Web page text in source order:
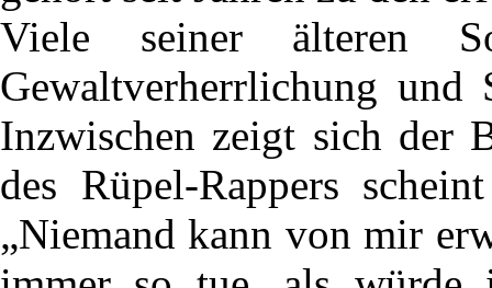
Viele seiner älteren
Gewaltverherrlichung und
Inzwischen zeigt sich der
des Rüpel-Rappers
„Niemand kann von mir